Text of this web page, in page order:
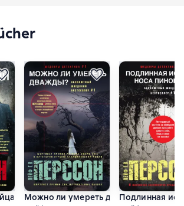
Можно ли умереть дважды?Подлинная